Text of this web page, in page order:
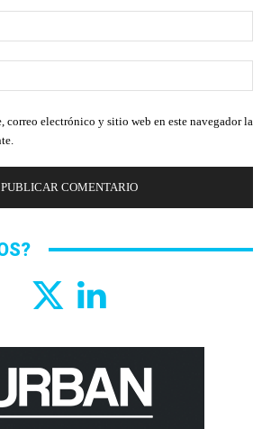
correo electrónico y sitio web en este navegador la